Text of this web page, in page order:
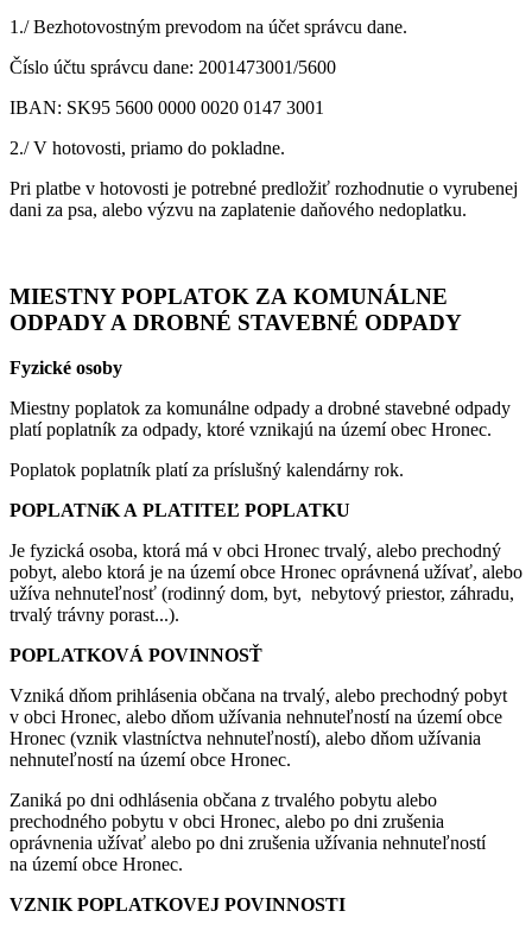
1./ Bezhotovostným prevodom na účet správcu dane.
Číslo účtu správcu dane: 2001473001/5600
IBAN: SK95 5600 0000 0020 0147 3001
2./ V hotovosti, priamo do pokladne.
Pri platbe v hotovosti je potrebné predložiť rozhodnutie o vyrubenej
dani za psa, alebo výzvu na zaplatenie daňového nedoplatku.
MIESTNY POPLATOK ZA KOMUNÁLNE
ODPADY A DROBNÉ STAVEBNÉ ODPADY
Fyzické osoby
Miestny poplatok za komunálne odpady a drobné stavebné odpady
platí poplatník za odpady, ktoré vznikajú na území obec Hronec.
Poplatok poplatník platí za príslušný kalendárny rok.
POPLATNíK A PLATITEĽ POPLATKU
Je fyzická osoba, ktorá má v obci Hronec trvalý, alebo prechodný
pobyt, alebo ktorá je na území obce Hronec oprávnená užívať, alebo
užíva nehnuteľnosť (rodinný dom, byt, nebytový priestor, záhradu,
trvalý trávny porast...).
POPLATKOVÁ POVINNOSŤ
Vzniká dňom prihlásenia občana na trvalý, alebo prechodný pobyt
v obci Hronec, alebo dňom užívania nehnuteľností na území obce
Hronec (vznik vlastníctva nehnuteľností), alebo dňom užívania
nehnuteľností na území obce Hronec.
Zaniká po dni odhlásenia občana z trvalého pobytu alebo
prechodného pobytu v obci Hronec, alebo po dni zrušenia
oprávnenia užívať alebo po dni zrušenia užívania nehnuteľností
na území obce Hronec.
VZNIK POPLATKOVEJ POVINNOSTI